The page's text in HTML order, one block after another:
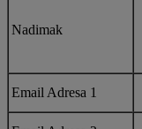
Nadimak
Email Adresa 1